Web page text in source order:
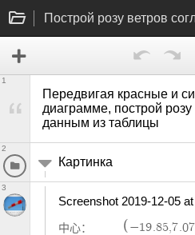
Построй розу ветров
Передвигая красные и
диаграмме, построй розу
данным из таблицы
1
Картинка
2
Screenshot 2019-12-05
中心：
−19 85 ,7 07
3